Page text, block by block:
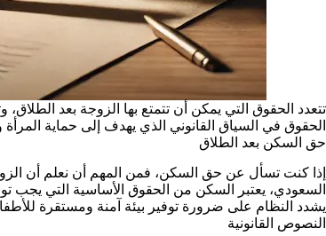
تتعدد الحقوق التي يمكن أن تتمتع بها الزوجة بعد
الحقوق في السياق القانوني الذي يهدف إلى حماية المرأة
حق السكن بعد الطلاق
إذا كنت تسأل عن حق السكن، فمن المهم أن نعلم أن
السعودي، يعتبر السكن من الحقوق الأساسية التي يجب
يشدد النظام على ضرورة توفير بيئة آمنة ومستقرة
النصوص القانونية